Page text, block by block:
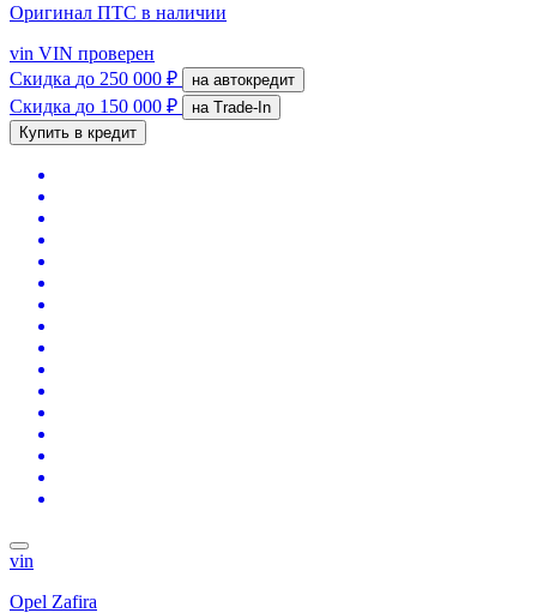
Оригинал ПТС в наличии
vin VIN проверен
Скидка до 250 000 ₽ на автокредит
Скидка до 150 000 ₽
на Trade-In
Купить в кредит
vin
Opel Zafira